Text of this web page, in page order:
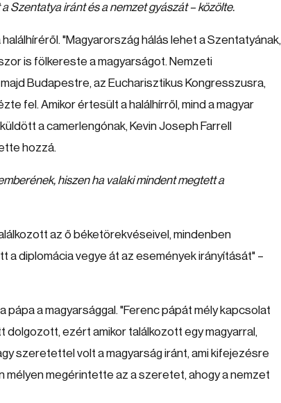
Szentatya iránt és a nemzet gyászát – közölte.
"Magyarország hálás lehet a Szentatyának,
is fölkereste a magyarságot. Nemzeti
Budapestre, az Eucharisztikus Kongresszusra,
fel. Amikor értesült a halálhírről, mind a magyar
a camerlengónak, Kevin Joseph Farrell
hozzá.
hiszen ha valaki mindent megtett a
az ő béketörekvéseivel, mindenben
a diplomácia vegye át az események irányítását" –
a magyarsággal. "Ferenc pápát mély kapcsolat
dolgozott, ezért amikor találkozott egy magyarral,
szeretettel volt a magyarság iránt, ami kifejezésre
mélyen megérintette az a szeretet, ahogy a nemzet